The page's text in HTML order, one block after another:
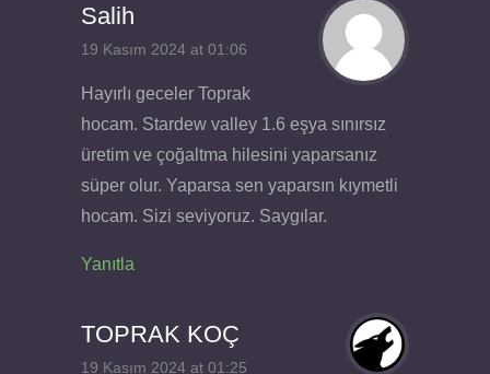
Salih
19 Kasım 2024 at 01:06
Hayırlı geceler Toprak
hocam. Stardew valley 1.6 eşya sınırsız
üretim ve çoğaltma hilesini yaparsanız
süper olur. Yaparsa sen yaparsın kıymetli
hocam. Sizi seviyoruz. Saygılar.
Yanıtla
TOPRAK KOÇ
19 Kasım 2024 at 01:25